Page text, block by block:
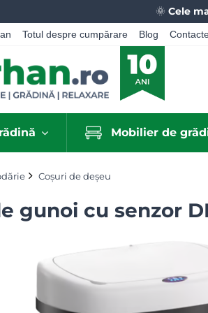
🌞 Cele
Totul despre cumpărare Blog
Mobilier de
Coșuri de deșeu
gunoi cu senzor